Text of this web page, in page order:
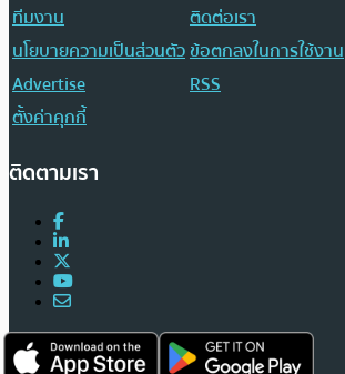
ทีมงาน
ติดต่อเรา
นโยบายความเป็นส่วนตัวข้อตกลงในการใช้งาน
Advertise
RSS
ตั้งค่าคุกกี้
ติดตามเรา